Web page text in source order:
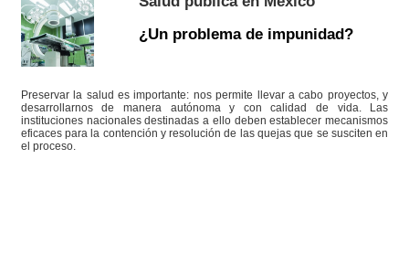
¿Un problema de impunidad?
Preservar la salud es importante: nos permite llevar a cabo proyectos, y
desarrollarnos de manera autónoma y con calidad de vida. Las
instituciones nacionales destinadas a ello deben establecer mecanismos
eficaces para la contención y resolución de las quejas que se susciten en
el proceso.